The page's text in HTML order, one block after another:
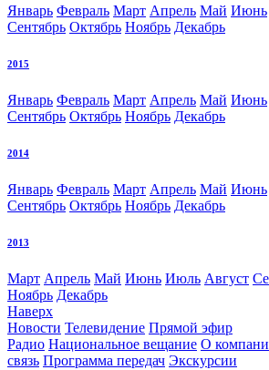
Январь Февраль Март Апрель Май Июнь
Сентябрь Октябрь Ноябрь Декабрь
2015
Январь Февраль Март Апрель Май Июнь
Сентябрь Октябрь Ноябрь Декабрь
2014
Январь Февраль Март Апрель Май Июнь
Сентябрь Октябрь Ноябрь Декабрь
2013
Март Апрель Май Июнь Июль Август
Ноябрь Декабрь
Наверх
Новости Телевидение Прямой эфир
Радио Национальное вещание О
связь Программа передач Экскурсии